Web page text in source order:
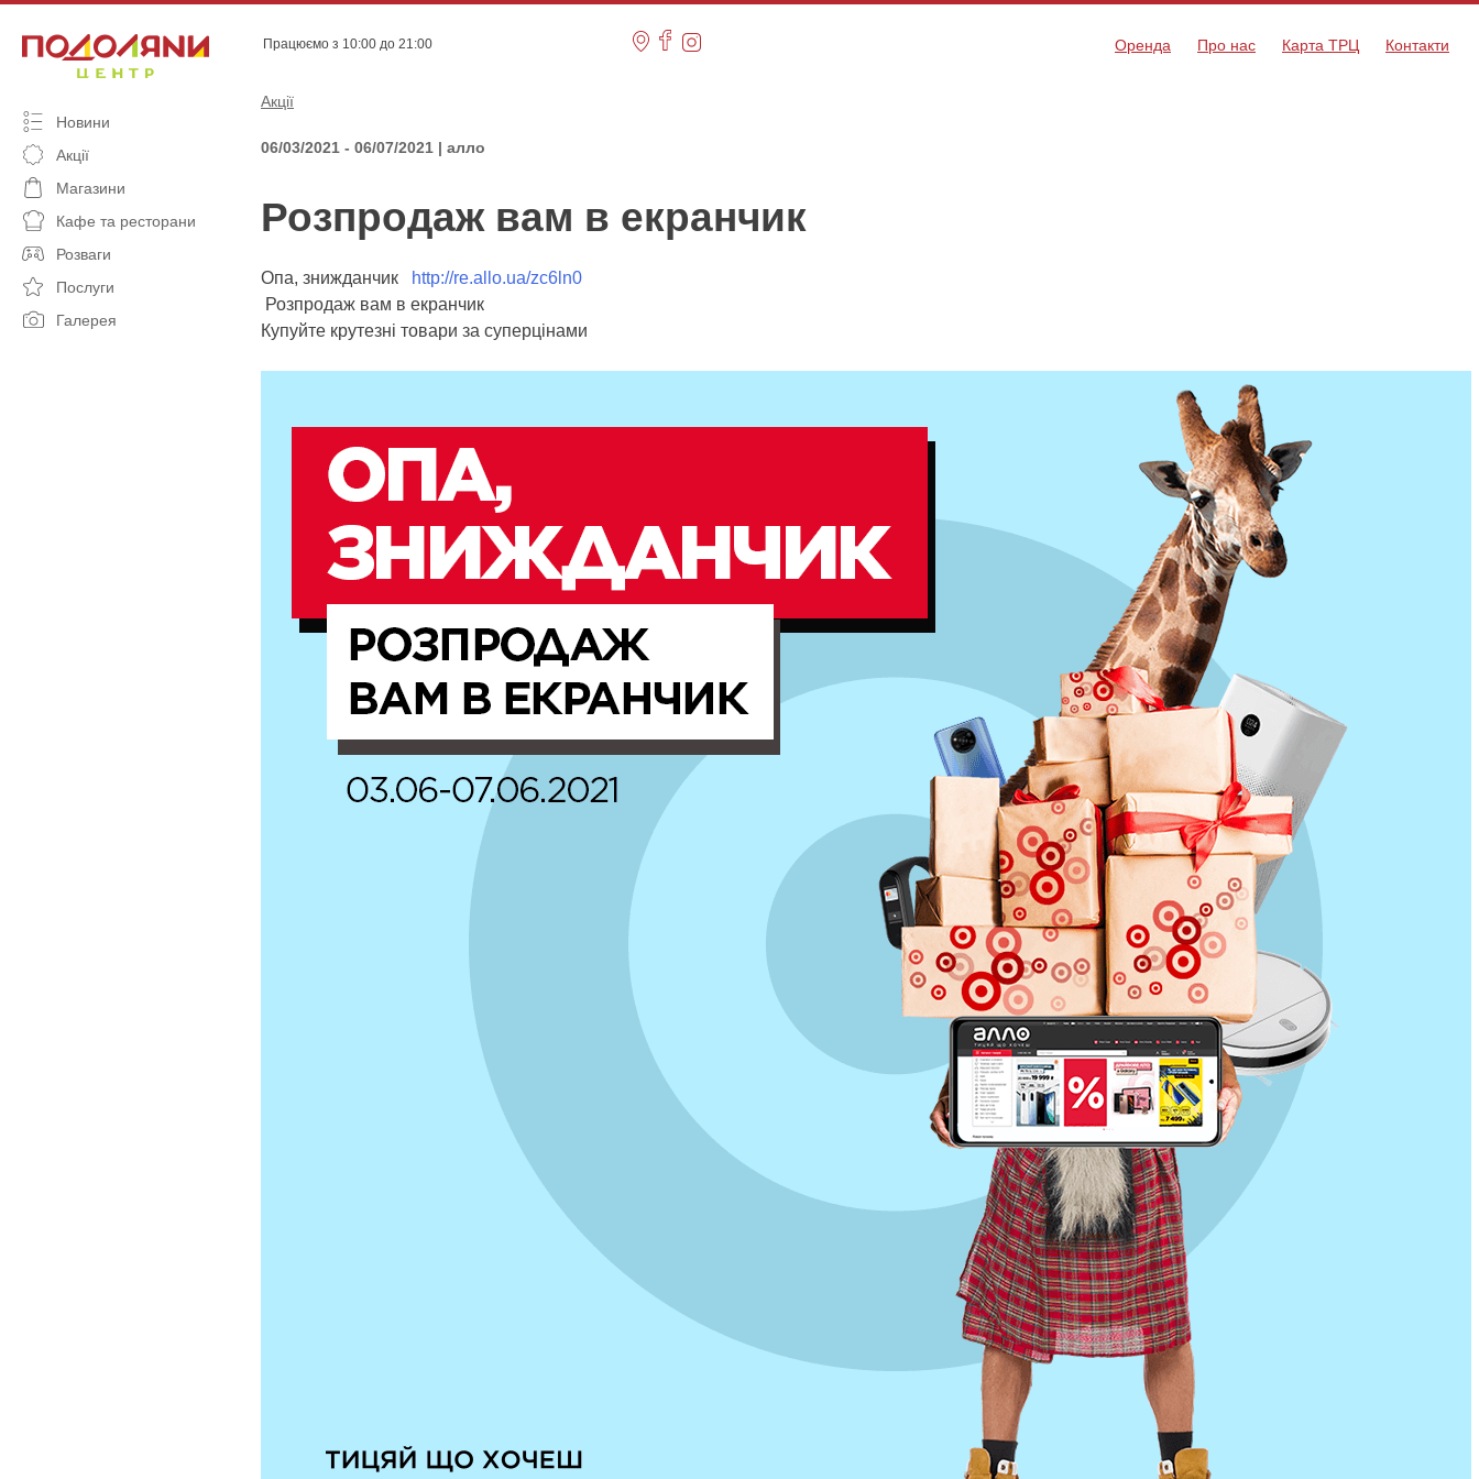
content
Працюємо з 10:00 до 21:00 Оренда Про нас Карта ТРЦ Контакти
Новини
Акції
Магазини
Кафе та ресторани
Розваги
Послуги
Галерея
Акції
06/03/2021 - 06/07/2021 | алло
Розпродаж вам в екранчик
Опа, знижданчик
http://re.allo.ua/zc6ln0
Розпродаж вам в екранчик
Купуйте крутезні товари за суперцінами